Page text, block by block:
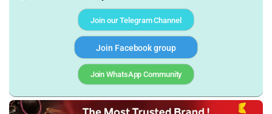
Join our Telegram Channel
Join Facebook group
Join WhatsApp Community